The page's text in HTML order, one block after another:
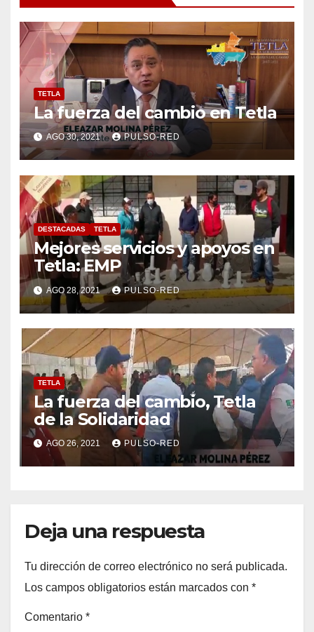
TETLA
La fuerza del cambio en Tetla
AGO 30, 2021 PULSO-RED
DESTACADAS TETLA
Mejores servicios y apoyos en
Tetla: EMP
AGO 28, 2021 PULSO-RED
TETLA
La fuerza del cambio, Tetla
de la Solidaridad
AGO 26, 2021 PULSO-RED
Deja una respuesta
Tu dirección de correo electrónico no será publicada.
Los campos obligatorios están marcados con *
Comentario *